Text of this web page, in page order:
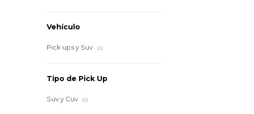
Vehículo
Pick ups y Suv (2)
Tipo de Pick Up
Suv y Cuv (2)